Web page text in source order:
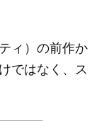
ィ）の前作か
ではなく、ス